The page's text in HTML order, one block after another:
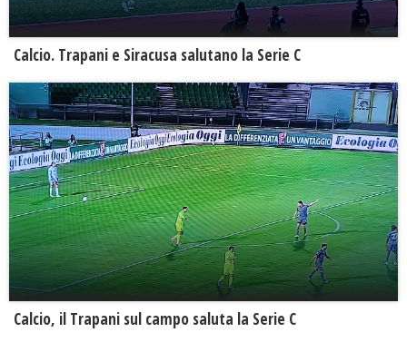
Calcio. Trapani e Siracusa salutano la Serie C
Calcio, il Trapani sul campo saluta la Serie C